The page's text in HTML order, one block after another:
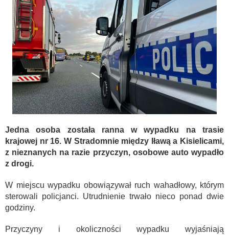
Jedna osoba została ranna w wypadku na trasie
krajowej nr 16. W Stradomnie między Iławą a Kisielicami,
z nieznanych na razie przyczyn, osobowe auto wypadło
z drogi.
W miejscu wypadku obowiązywał ruch wahadłowy, którym
sterowali policjanci. Utrudnienie trwało nieco ponad dwie
godziny.
Przyczyny i okoliczności wypadku wyjaśniają